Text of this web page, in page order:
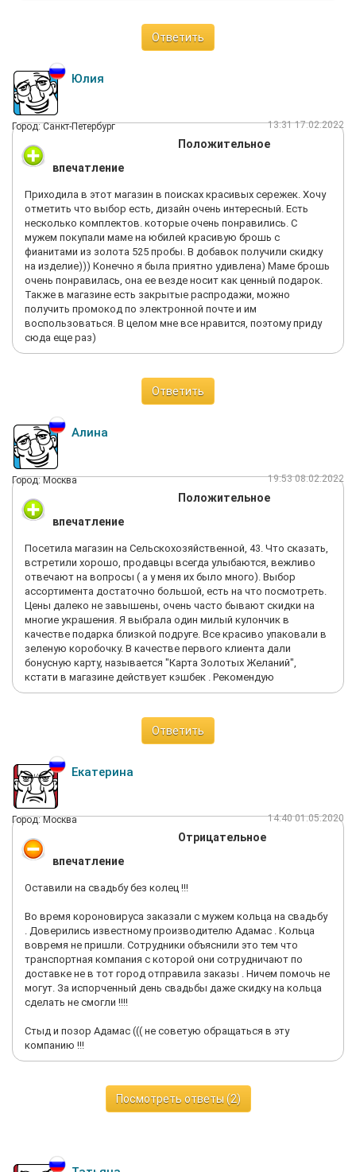
Ответить
Юлия
Город: Санкт-Петербург 13:31 17.02.2022
Положительное
впечатление
Приходила в этот магазин в поисках красивых сережек. Хочу
отметить что выбор есть, дизайн очень интересный. Есть
несколько комплектов. которые очень понравились. С
мужем покупали маме на юбилей красивую брошь с
фианитами из золота 525 пробы. В добавок получили скидку
на изделие))) Конечно я была приятно удивлена) Маме брошь
очень понравилась, она ее везде носит как ценный подарок.
Также в магазине есть закрытые распродажи, можно
получить промокод по электронной почте и им
воспользоваться. В целом мне все нравится, поэтому приду
сюда еще раз)
Ответить
Алина
Город: Москва 19:53 08.02.2022
Положительное
впечатление
Посетила магазин на Сельскохозяйственной, 43. Что сказать,
встретили хорошо, продавцы всегда улыбаются, вежливо
отвечают на вопросы ( а у меня их было много). Выбор
ассортимента достаточно большой, есть на что посмотреть.
Цены далеко не завышены, очень часто бывают скидки на
многие украшения. Я выбрала один милый кулончик в
качестве подарка близкой подруге. Все красиво упаковали в
зеленую коробочку. В качестве первого клиента дали
бонусную карту, называется "Карта Золотых Желаний",
кстати в магазине действует кэшбек . Рекомендую
Ответить
Екатерина
Город: Москва 14:40 01.05.2020
Отрицательное
впечатление
Оставили на свадьбу без колец !!!
Во время короновируса заказали с мужем кольца на свадьбу
. Доверились известному производителю Адамас . Кольца
вовремя не пришли. Сотрудники объяснили это тем что
транспортная компания с которой они сотрудничают по
доставке не в тот город отправила заказы . Ничем помочь не
могут. За испорченный день свадьбы даже скидку на кольца
сделать не смогли !!!!
Стыд и позор Адамас ((( не советую обращаться в эту
компанию !!!
Посмотреть ответы (2)